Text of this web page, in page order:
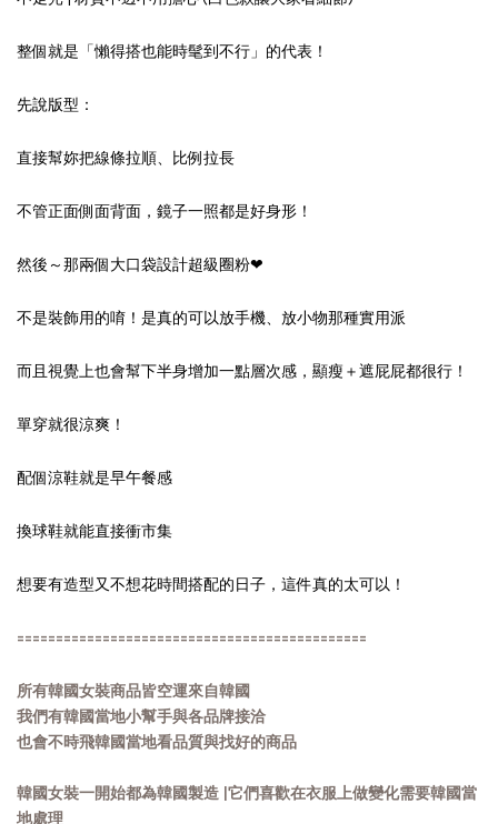
整個就是「懶得搭也能時髦到不行」的代表！
先說版型：
直接幫妳把線條拉順、比例拉長
不管正面側面背面，鏡子一照都是好身形！
然後～那兩個大口袋設計超級圈粉❤
不是裝飾用的唷！是真的可以放手機、放小物那種實用派
而且視覺上也會幫下半身增加一點層次感，顯瘦＋遮屁屁都很行！
單穿就很涼爽！
配個涼鞋就是早午餐感
換球鞋就能直接衝市集
想要有造型又不想花時間搭配的日子，這件真的太可以！
=============================================
所有韓國女裝商品皆空運來自韓國
我們有韓國當地小幫手與各品牌接洽
也會不時飛韓國當地看品質與找好的商品
韓國女裝一開始都為韓國製造 |它們喜歡在衣服上做變化需要韓國當
地處理